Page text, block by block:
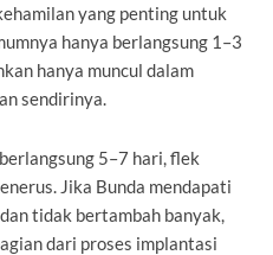
yang penting untuk
hanya berlangsung 1–3
hanya muncul dalam
sendirinya.
5–7 hari, flek
Jika Bunda mendapati
tidak bertambah banyak,
dari proses implantasi